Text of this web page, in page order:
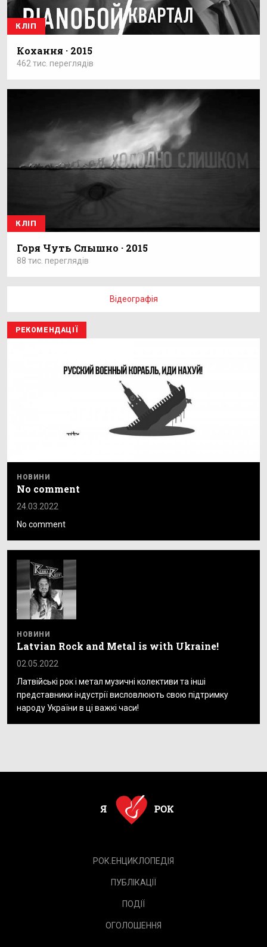
КЛІП
Кохання · 2015
462 тис. переглядів
КЛІП
Горя Чуть Слышно · 2015
88 тис. переглядів
Відеографія
РЕКОМЕНДАЦІЇ
НОВИНИ
No comment
24.03.2022
No comment
НОВИНИ
Latvian Rock and Metal is with Ukraine!
02.05.2022
Латвійські рок і метал музичні колективи та інші
представники індустрії висловлюють свою підтримку
народу України в ці важкі часи!
РОК.ЕНЦИКЛОПЕДІЯ
ПУБЛІКАЦІЇ
ПОДІЇ
ОГОЛОШЕННЯ